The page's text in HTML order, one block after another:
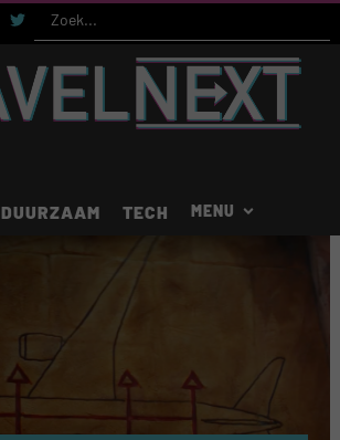
DUURZAAM TECH